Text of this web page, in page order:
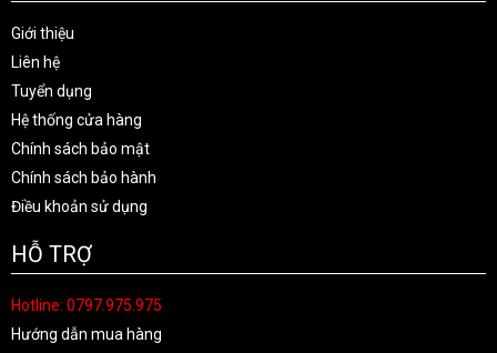
Giới thiệu
Liên hệ
Tuyển dụng
Hệ thống cửa hàng
Chính sách bảo mật
Chính sách bảo hành
Điều khoản sử dụng
HỖ TRỢ
Hotline: 0797.975.975
Hướng dẫn mua hàng